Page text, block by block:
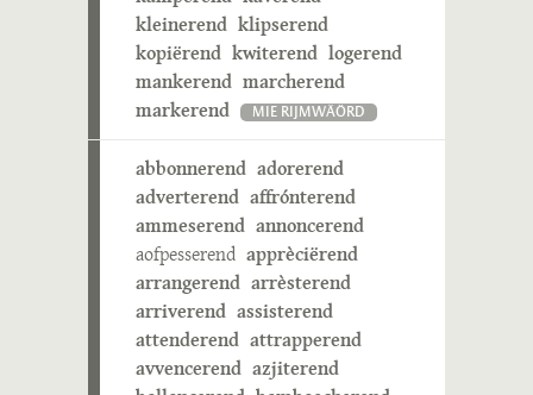
kleinerend klipserend
kopiërend kwiterend logerend
mankerend marcherend
markerend
MIE RIJMWÄÖRD
abbonnerend adorerend
adverterend affrónterend
ammeserend annoncerend
aofpesserend apprèciërend
arrangerend arrèsterend
arriverend assisterend
attenderend attrapperend
avvencerend azjiterend